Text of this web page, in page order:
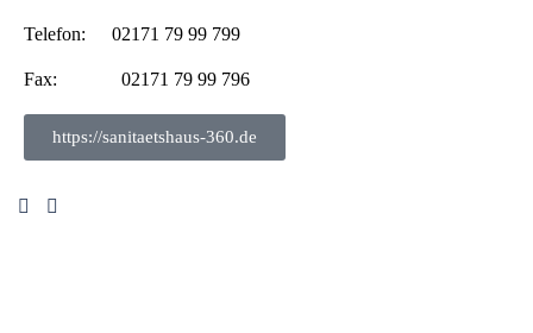
Telefon: 02171 79 99 799
Fax: 02171 79 99 796
https://sanitaetshaus-360.de